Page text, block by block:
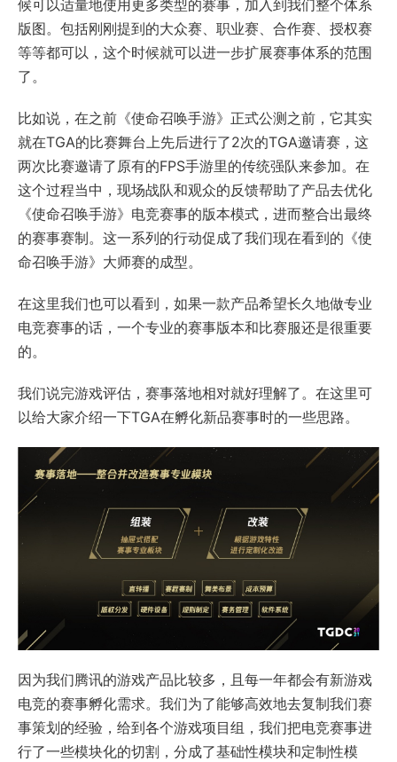
候可以适量地使用更多类型的赛事，加入到我们整个体系
版图。包括刚刚提到的大众赛、职业赛、合作赛、授权赛
等等都可以，这个时候就可以进一步扩展赛事体系的范围
了。
比如说，在之前《使命召唤手游》正式公测之前，它其实
就在TGA的比赛舞台上先后进行了2次的TGA邀请赛，这
两次比赛邀请了原有的FPS手游里的传统强队来参加。在
这个过程当中，现场战队和观众的反馈帮助了产品去优化
《使命召唤手游》电竞赛事的版本模式，进而整合出最终
的赛事赛制。这一系列的行动促成了我们现在看到的《使
命召唤手游》大师赛的成型。
在这里我们也可以看到，如果一款产品希望长久地做专业
电竞赛事的话，一个专业的赛事版本和比赛服还是很重要
的。
我们说完游戏评估，赛事落地相对就好理解了。在这里可
以给大家介绍一下TGA在孵化新品赛事时的一些思路。
因为我们腾讯的游戏产品比较多，且每一年都会有新游戏
电竞的赛事孵化需求。我们为了能够高效地去复制我们赛
事策划的经验，给到各个游戏项目组，我们把电竞赛事进
行了一些模块化的切割，分成了基础性模块和定制性模